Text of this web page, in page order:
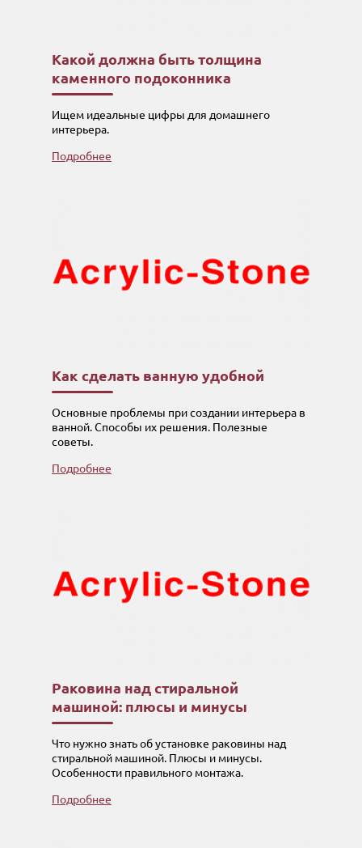
Какой должна быть толщина
каменного подоконника
Ищем идеальные цифры для домашнего
интерьера.
Подробнее
Как сделать ванную удобной
Основные проблемы при создании интерьера в
ванной. Способы их решения. Полезные
советы.
Подробнее
Раковина над стиральной
машиной: плюсы и минусы
Что нужно знать об установке раковины над
стиральной машиной. Плюсы и минусы.
Особенности правильного монтажа.
Подробнее